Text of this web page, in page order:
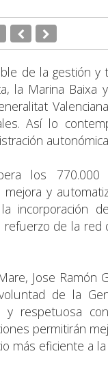
de la gestión
la Marina Baixa
Así lo
los
mejora y
incorporación
de la
Jose Ramón
de la
y respetuosa
permitirán
más eficiente a la